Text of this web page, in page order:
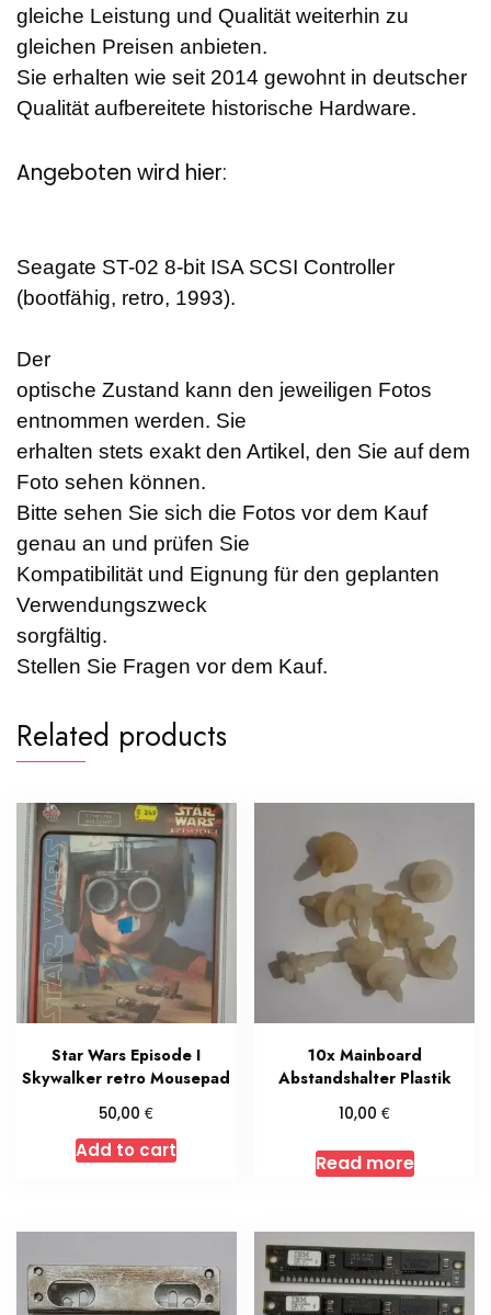
gleiche Leistung und Qualität weiterhin zu
gleichen Preisen anbieten.
Sie erhalten wie seit 2014 gewohnt in deutscher
Qualität aufbereitete historische Hardware.
Angeboten wird hier:
Seagate ST-02 8-bit ISA SCSI Controller
(bootfähig, retro, 1993).
Der
optische Zustand kann den jeweiligen Fotos
entnommen werden. Sie
erhalten stets exakt den Artikel, den Sie auf dem
Foto sehen können.
Bitte sehen Sie sich die Fotos vor dem Kauf
genau an und prüfen Sie
Kompatibilität und Eignung für den geplanten
Verwendungszweck
sorgfältig.
Stellen Sie Fragen vor dem Kauf.
Related products
Star Wars Episode I
Skywalker retro Mousepad
50,00€
Add to cart
10x Mainboard
Abstandshalter Plastik
10,00€
Read more